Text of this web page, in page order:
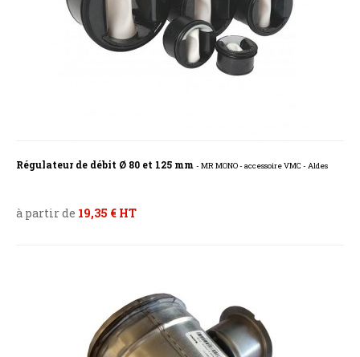
Régulateur de débit Ø 80 et 125 mm - MR MONO - accessoire VMC - Aldes
à partir de 19,35 € HT